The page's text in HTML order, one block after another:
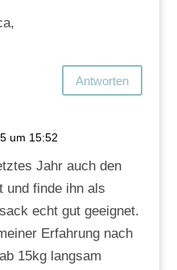
Antworten
um 15:52
Jahr auch den
und finde ihn als
echt gut geeignet.
Erfahrung nach
15kg langsam